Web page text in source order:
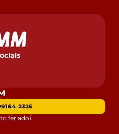
2325
feriado)